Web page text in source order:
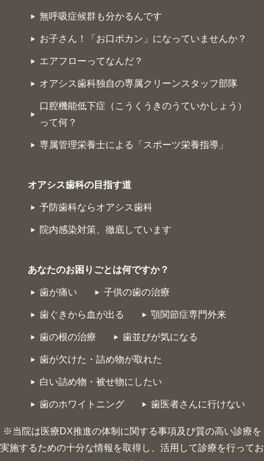
無呼吸症候群も分かるんです
お子さん！「お口ポカン」になっていませんか？
エアフローってなんだ？
オアシス歯科独自の専属クリーンスタッフ部隊
口腔機能低下症（こうくうきのうていかしょう）
って何？
専属管理栄養士による「スポーツ栄養指導」
オアシス歯科の目指す道
予防歯科ならオアシス歯科
院内感染対策、徹底しています
あなたのお困りごとは何ですか？
歯が痛い 子供の歯の治療
歯ぐきから血が出る 顎関節症専門外来
歯の根の治療 歯並びが気になる
歯が欠けた・詰め物が取れた
白い詰め物・被せ物にしたい
歯のホワイトニング 歯医者さんに行けない
※当院は医療DX推進の体制に関する事項及び質の高い診療を
実施するための十分な情報を取得し、活用して診療を行ってお